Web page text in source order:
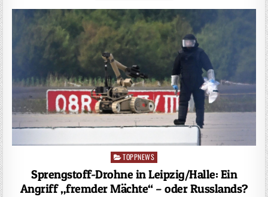
Posted
in
TOPPNEWS
Sprengstoff-Drohne in Leipzig/Halle: Ein
Angriff „fremder Mächte“ – oder Russlands?